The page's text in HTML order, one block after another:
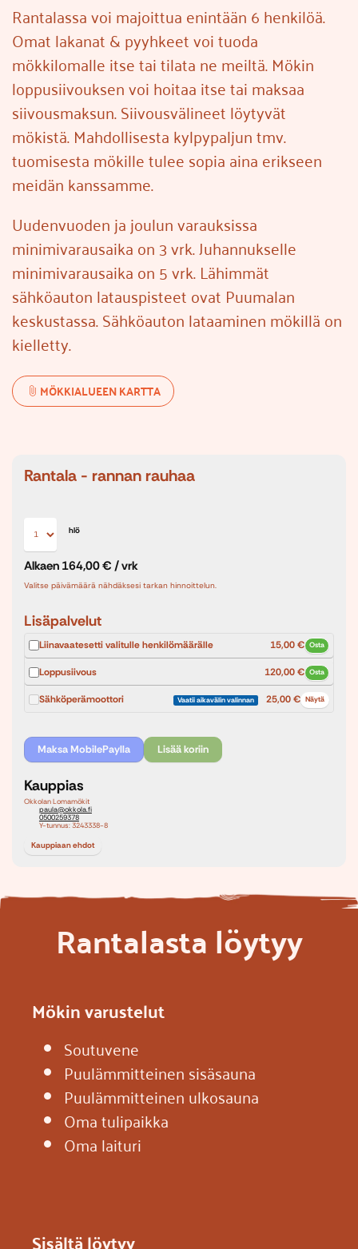
Rantalassa voi majoittua enintään 6 henkilöä.
Omat lakanat & pyyhkeet voi tuoda
mökkilomalle itse tai tilata ne meiltä. Mökin
loppusiivouksen voi hoitaa itse tai maksaa
siivousmaksun. Siivousvälineet löytyvät
mökistä. Mahdollisesta kylpypaljun tmv.
tuomisesta mökille tulee sopia aina erikseen
meidän kanssamme.
Uudenvuoden ja joulun varauksissa
minimivarausaika on 3 vrk. Juhannukselle
minimivarausaika on 5 vrk. Lähimmät
sähköauton latauspisteet ovat Puumalan
keskustassa. Sähköauton lataaminen mökillä on
kielletty.
MÖKKIALUEEN KARTTA
Rantalasta löytyy
Mökin varustelut
Soutuvene
Puulämmitteinen sisäsauna
Puulämmitteinen ulkosauna
Oma tulipaikka
Oma laituri
Sisältä löytyy